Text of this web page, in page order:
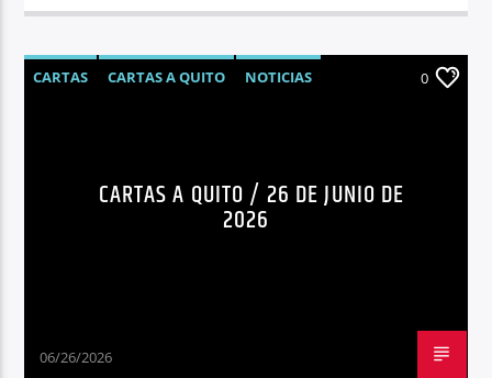
CARTAS CARTAS A QUITO
NOTICIAS
0
CARTAS A QUITO / 26 DE JUNIO DE
2026
06/26/2026